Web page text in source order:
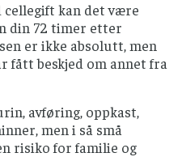
cellegift kan det være
din 72 timer etter
er ikke absolutt, men
fått beskjed om annet fra
avføring, oppkast,
men i så små
risiko for familie og